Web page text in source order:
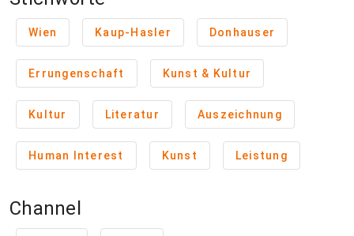
Wien Kaup-Hasler Donhauser
Errungenschaft Kunst & Kultur
Kultur Literatur Auszeichnung
Human Interest Kunst Leistung
Channel